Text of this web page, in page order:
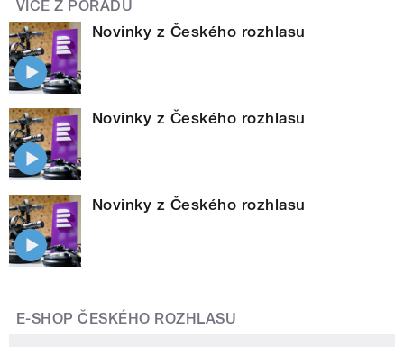
VÍCE Z POŘADU
Novinky z Českého rozhlasu
Novinky z Českého rozhlasu
Novinky z Českého rozhlasu
E-SHOP ČESKÉHO ROZHLASU